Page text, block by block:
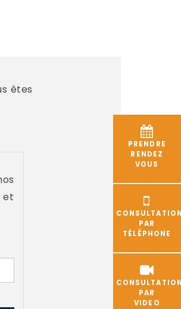
PRENDRE
RENDEZ
VOUS
PAR
TÉLÉPHONE
PAR
VIDEO
êtes
et